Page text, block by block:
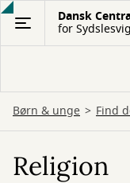
Gå
hovedindhold
Dansk
for Sydslesvig
Børn & unge Find
Religion